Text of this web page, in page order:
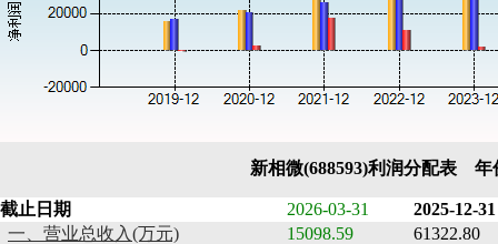
新相微(688593)利润分配表 年
截止日期 2026-03-31
2025-12-31
一、营业总收入(万元)
15098.59
61322.80